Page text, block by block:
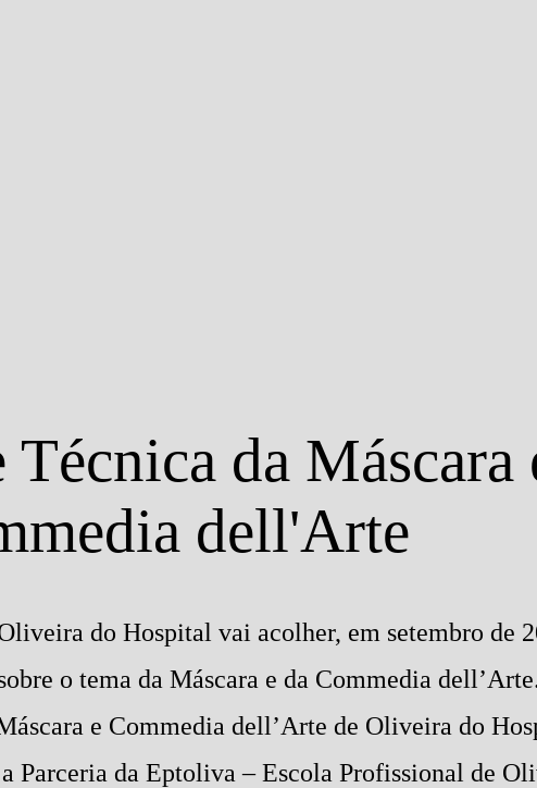
Técnica da Máscara
dell'Arte
do Hospital vai acolher, em setembro de
o tema da Máscara e da Commedia
e Commedia dell’Arte de Oliveira do
Parceria da Eptoliva – Escola Profissional de